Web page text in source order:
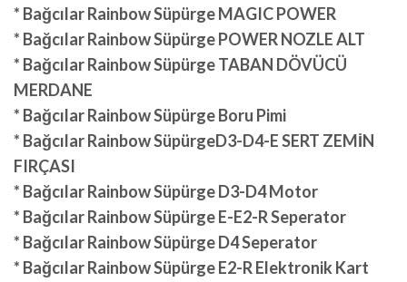
* Bağcılar Rainbow Süpürge MAGIC POWER
* Bağcılar Rainbow Süpürge POWER NOZLE ALT
* Bağcılar Rainbow Süpürge TABAN DÖVÜCÜ
MERDANE
* Bağcılar Rainbow Süpürge Boru Pimi
* Bağcılar Rainbow SüpürgeD3-D4-E SERT ZEMİN
FIRÇASI
* Bağcılar Rainbow Süpürge D3-D4 Motor
* Bağcılar Rainbow Süpürge E-E2-R Seperator
* Bağcılar Rainbow Süpürge D4 Seperator
* Bağcılar Rainbow Süpürge E2-R Elektronik Kart